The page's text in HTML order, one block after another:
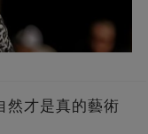
然才是真的藝術